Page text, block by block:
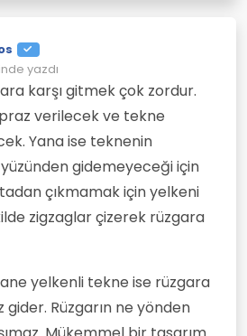
yazdı
karşı gitmek çok zordur.
verilecek ve tekne
Yana ise teknenin
gidemeyeceği için
çıkmamak için yelkeni
zigzaglar çizerek rüzgara
yelkenli tekne ise rüzgara
gider. Rüzgarın ne yönden